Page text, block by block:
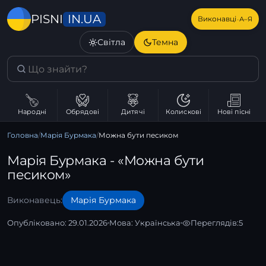
PISNI IN.UA Виконавці·А–Я
Світла Темна
Народні Обрядові Дитячі Колискові Нові пісні
Головна/Марія Бурмака/Можна бути песиком
Марія Бурмака - «Можна бути
песиком»
Виконавець: Марія Бурмака
Опубліковано: 29.01.2026 Мова: Українська Переглядів:5